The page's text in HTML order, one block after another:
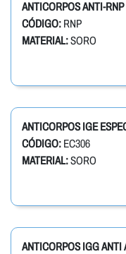
ANTICORPOS ANTI-RNP
CÓDIGO: RNP
MATERIAL:SORO
ANTICORPOS IGE
CÓDIGO: EC306
MATERIAL:SORO
ANTICORPOS IGG ANTI